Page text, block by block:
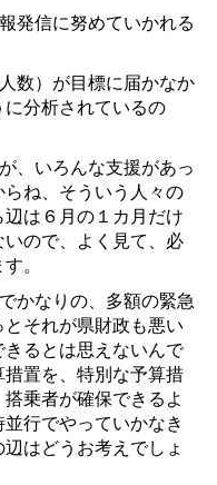
発信に努めていかれる
数）が目標に届かなか
分析されているの
、いろんな支援があっ
ね、そういう人々の
は６月の１カ月だけ
ので、よく見て、必
。
かなりの、多額の緊急
それが県財政も悪い
るとは思えないんで
置を、特別な予算措
乗者が確保できるよ
行でやっていかなき
はどうお考えでしょ